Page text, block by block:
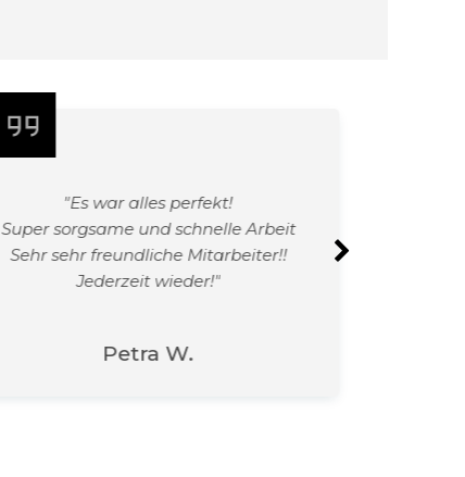
"Es war alles perfekt!
Super sorgsame und schnelle Arbeit
Sehr sehr freundliche Mitarbeiter!!
Jederzeit wieder!"
Petra W.